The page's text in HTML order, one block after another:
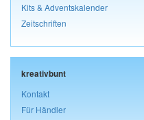
Kits & Adventskalender
Zeitschriften
kreativbunt
Kontakt
Für Händler